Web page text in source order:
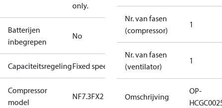
only.
Batterijen
inbegrepen
No
CapaciteitsregelingFixed speed
Compressor
model
NF7.3FX2
Nr. van fasen
(compressor)
1
Nr. van fasen
(ventilator)
1
Omschrijving
OP-